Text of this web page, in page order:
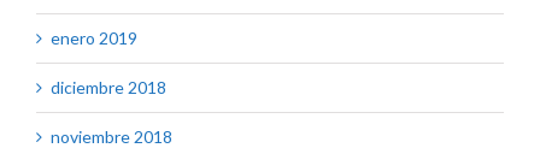
enero 2019
diciembre 2018
noviembre 2018